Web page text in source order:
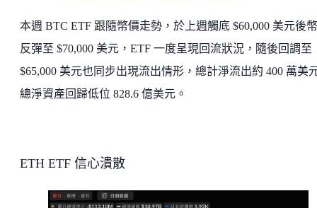
本週 BTC ETF 跟隨幣價走勢，於上週觸底 $60,000 美元後
反彈至 $70,000 美元，ETF 一度呈現回流狀況，隨後回調至
$65,000 美元也同步出現流出情形，總計淨流出約 400 萬美
總淨資產回歸低位 828.6 億美元。
ETH ETF 信心潰散